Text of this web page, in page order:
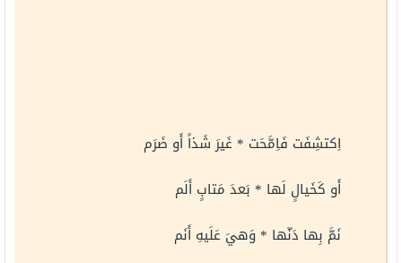
اِكتشِفَت فَاِمَّحَت * غَيرَ شَذاً أَو ضَرَم
أَو كَخَيالٍ لَها * بَعدَ مَتابٍ أَلَم
نَمَّ بِها دَنّها * وَهيَ عَلَيهِ أَنَم